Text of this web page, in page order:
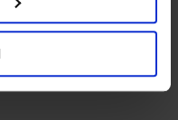
information see
ー